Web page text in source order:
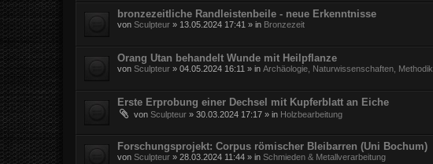
bronzezeitliche Randleistenbeile - neue Erkenntnisse
von Sculpteur » 13.05.2024 17:41 » in Bronzezeit
Orang Utan behandelt Wunde mit Heilpflanze
von Sculpteur » 04.05.2024 16:11 » in Archäologie, Naturwissenschaften, Methodik
Erste Erprobung einer Dechsel mit Kupferblatt an Eiche
von Sculpteur » 30.03.2024 17:17 » in Holzbearbeitung
Forschungsprojekt: Corpus römischer Bleibarren (Uni Bochum)
von Sculpteur » 28.03.2024 11:44 » in Schmieden & Metallverarbeitung